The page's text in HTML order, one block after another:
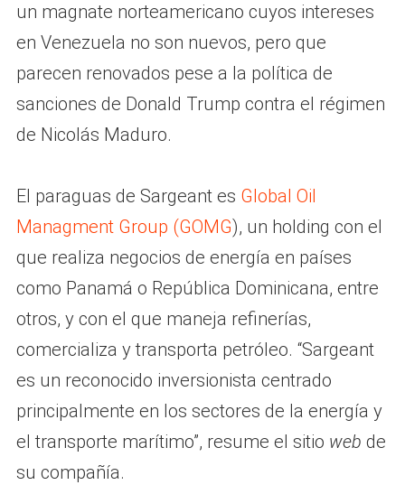
un magnate norteamericano cuyos intereses
en Venezuela no son nuevos, pero que
parecen renovados pese a la política de
sanciones de Donald Trump contra el régimen
de Nicolás Maduro.
El paraguas de Sargeant es Global Oil
Managment Group (GOMG), un holding con el
que realiza negocios de energía en países
como Panamá o República Dominicana, entre
otros, y con el que maneja refinerías,
comercializa y transporta petróleo. “Sargeant
es un reconocido inversionista centrado
principalmente en los sectores de la energía y
el transporte marítimo”, resume el sitio web de
su compañía.